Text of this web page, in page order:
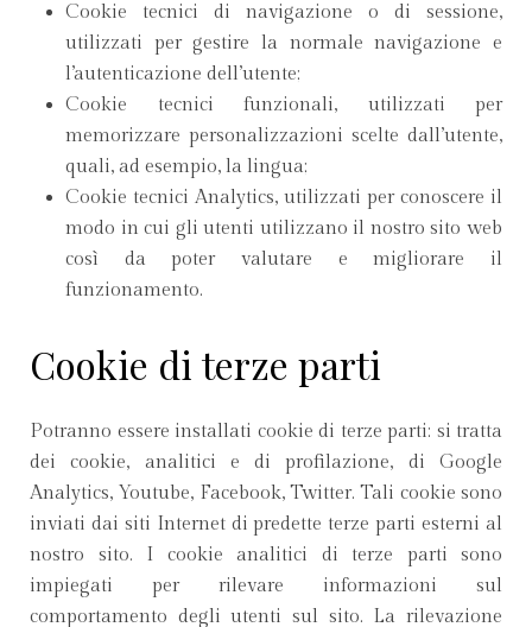
Cookie tecnici di navigazione o di sessione,
utilizzati per gestire la normale navigazione e
l’autenticazione dell’utente;
Cookie tecnici funzionali, utilizzati per
memorizzare personalizzazioni scelte dall’utente,
quali, ad esempio, la lingua;
Cookie tecnici Analytics, utilizzati per conoscere il
modo in cui gli utenti utilizzano il nostro sito web
così da poter valutare e migliorare il
funzionamento.
Cookie di terze parti
Potranno essere installati cookie di terze parti: si tratta
dei cookie, analitici e di profilazione, di Google
Analytics, Youtube, Facebook, Twitter. Tali cookie sono
inviati dai siti Internet di predette terze parti esterni al
nostro sito. I cookie analitici di terze parti sono
impiegati per rilevare informazioni sul
comportamento degli utenti sul sito. La rilevazione